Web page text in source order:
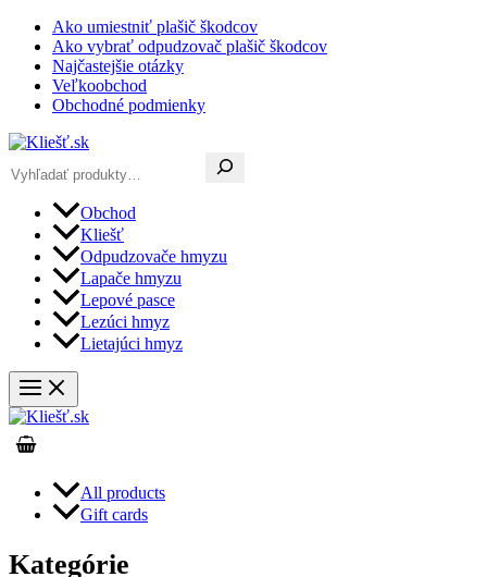
Preskočiť
obsah
Ako umiestniť plašič škodcov
Ako vybrať odpudzovač plašič škodcov
Najčastejšie otázky
Veľkoobchod
Obchodné podmienky
Obchod
Kliešť
Odpudzovače hmyzu
Lapače hmyzu
Lepové pasce
Lezúci hmyz
Lietajúci hmyz
All products
Gift cards
Kategórie